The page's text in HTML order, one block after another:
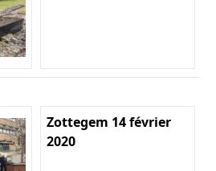
Zottegem 14 février
2020